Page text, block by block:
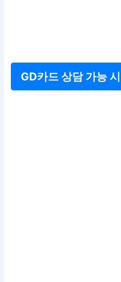
GD카드 상담 가능